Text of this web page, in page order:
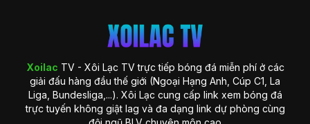
dữ liệu phong phú, Xoilac TV không chỉ là một website xem
bóng đá, mà còn là một trung tâm thông tin chuyên sâu
dành cho người hâm mộ bóng đá tại Việt Nam.
Xoilac TV - Xôi Lạc TV trực tiếp bóng đá miễn phí ở các
giải đấu hàng đầu thế giới (Ngoại Hạng Anh, Cúp C1, La
Liga, Bundesliga,...). Xôi Lạc cung cấp link xem bóng đá
trực tuyến không giật lag và đa dạng link dự phòng cùng